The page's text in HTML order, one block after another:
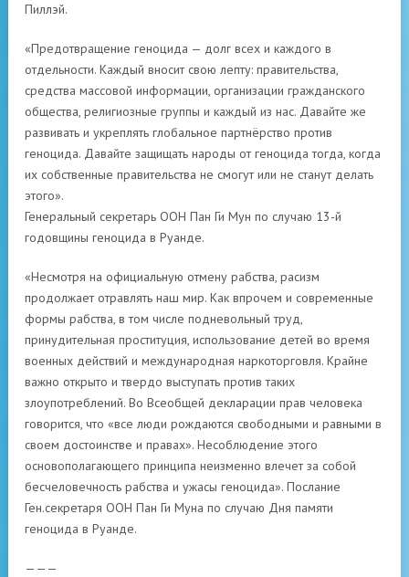
Пиллэй.
«Предотвращение геноцида — долг всех и каждого в
отдельности. Каждый вносит свою лепту: правительства,
средства массовой информации, организации гражданского
общества, религиозные группы и каждый из нас. Давайте же
развивать и укреплять глобальное партнёрство против
геноцида. Давайте защищать народы от геноцида тогда, когда
их собственные правительства не смогут или не станут делать
этого».
Генеральный секретарь ООН Пан Ги Мун по случаю 13-й
годовщины геноцида в Руанде.
«Несмотря на официальную отмену рабства, расизм
продолжает отравлять наш мир. Как впрочем и современные
формы рабства, в том числе подневольный труд,
принудительная проституция, использование детей во время
военных действий и международная наркоторговля. Крайне
важно открыто и твердо выступать против таких
злоупотреблений. Во Всеобщей декларации прав человека
говорится, что «все люди рождаются свободными и равными в
своем достоинстве и правах». Несоблюдение этого
основополагающего принципа неизменно влечет за собой
бесчеловечность рабства и ужасы геноцида». Послание
Ген.секретаря ООН Пан Ги Муна по случаю Дня памяти
геноцида в Руанде.
———